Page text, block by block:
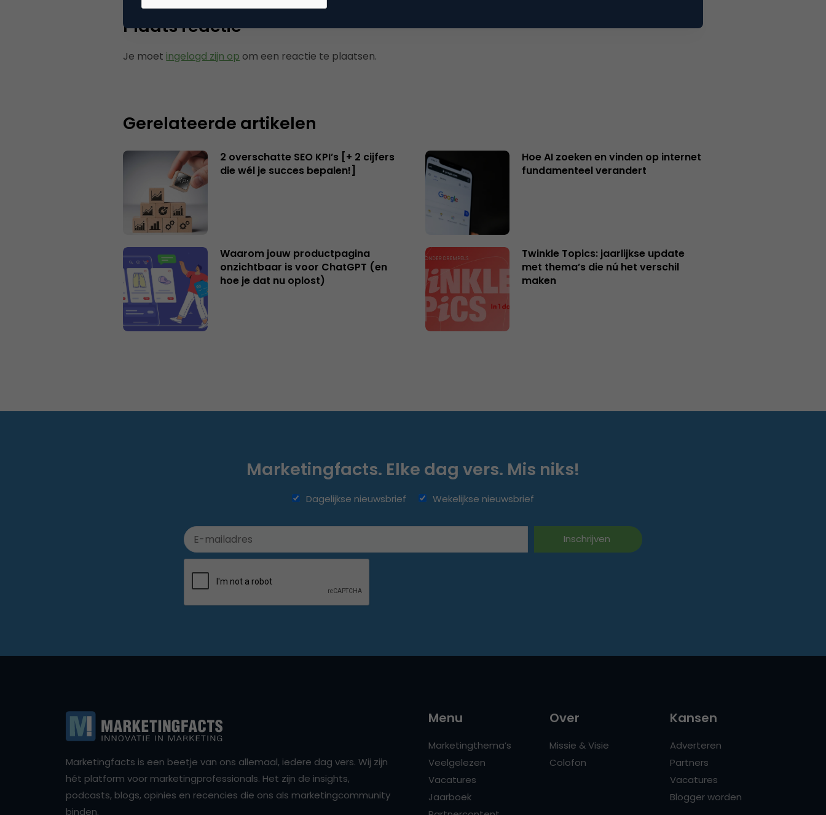
Plaats reactie
Je moet ingelogd zijn op om een reactie te plaatsen.
Gerelateerde artikelen
2 overschatte SEO KPI’s [+ 2 cijfers
die wél je succes bepalen!]
Hoe AI zoeken en vinden op internet
fundamenteel verandert
Waarom jouw productpagina
onzichtbaar is voor ChatGPT (en
hoe je dat nu oplost)
Twinkle Topics: jaarlijkse update
met thema’s die nú het verschil
maken
Marketingfacts. Elke dag vers. Mis niks!
Dagelijkse nieuwsbrief Wekelijkse nieuwsbrief
Marketingfacts is een beetje van ons allemaal, iedere dag vers. Wij zijn
hét platform voor marketingprofessionals. Het zijn de insights,
podcasts, blogs, opinies en recencies die ons als marketingcommunity
binden.
Menu
Marketingthema’s
Veelgelezen
Vacatures
Jaarboek
Over
Missie & Visie
Colofon
Kansen
Adverteren
Partners
Vacatures
Blogger worden